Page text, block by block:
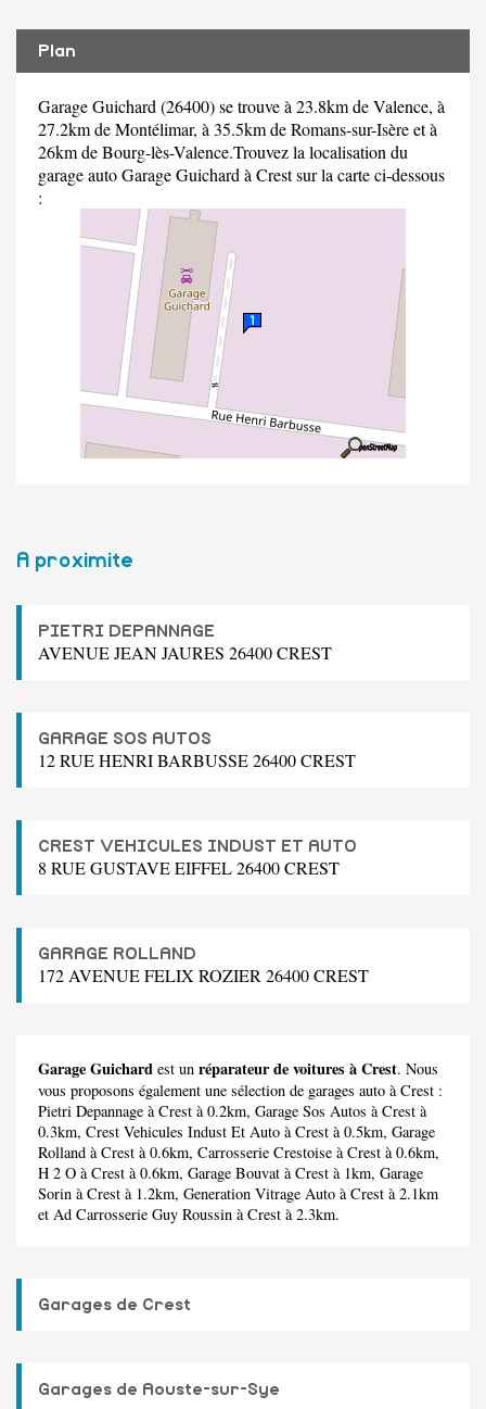
Plan
Garage Guichard (26400) se trouve à 23.8km de Valence, à
27.2km de Montélimar, à 35.5km de Romans-sur-Isère et à
26km de Bourg-lès-Valence.Trouvez la localisation du
garage auto Garage Guichard à Crest sur la carte ci-dessous
:
A proximite
PIETRI DEPANNAGE
AVENUE JEAN JAURES 26400 CREST
GARAGE SOS AUTOS
12 RUE HENRI BARBUSSE 26400 CREST
CREST VEHICULES INDUST ET AUTO
8 RUE GUSTAVE EIFFEL 26400 CREST
GARAGE ROLLAND
172 AVENUE FELIX ROZIER 26400 CREST
Garage Guichard est un réparateur de voitures à Crest. Nous
vous proposons également une sélection de garages auto à Crest :
Pietri Depannage à Crest à 0.2km, Garage Sos Autos à Crest à
0.3km, Crest Vehicules Indust Et Auto à Crest à 0.5km, Garage
Rolland à Crest à 0.6km, Carrosserie Crestoise à Crest à 0.6km,
H 2 O à Crest à 0.6km, Garage Bouvat à Crest à 1km, Garage
Sorin à Crest à 1.2km, Generation Vitrage Auto à Crest à 2.1km
et Ad Carrosserie Guy Roussin à Crest à 2.3km.
Garages de Crest
Garages de Aouste-sur-Sye